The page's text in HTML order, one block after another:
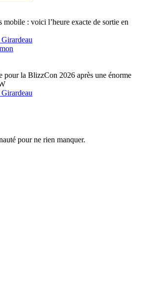
mobile : voici l’heure exacte de sortie en
pour la BlizzCon 2026 après une énorme
pour ne rien manquer.